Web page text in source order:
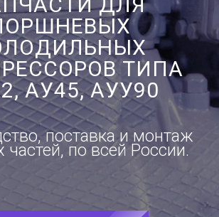
ТИПА
АУ45, АУУ90
поставка и монтаж
частей, по всей России.